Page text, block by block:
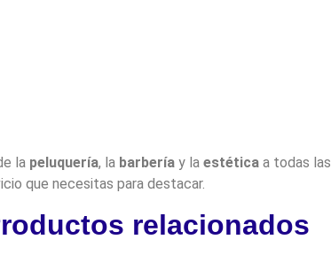
la peluquería, la barberíay la estéticaa todas las
que necesitas para destacar.
relacionados